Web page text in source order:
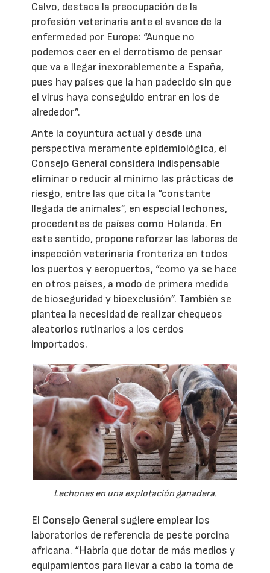
Calvo, destaca la preocupación de la
profesión veterinaria ante el avance de la
enfermedad por Europa: “Aunque no
podemos caer en el derrotismo de pensar
que va a llegar inexorablemente a España,
pues hay países que la han padecido sin que
el virus haya conseguido entrar en los de
alrededor”.
Ante la coyuntura actual y desde una
perspectiva meramente epidemiológica, el
Consejo General considera indispensable
eliminar o reducir al mínimo las prácticas de
riesgo, entre las que cita la “constante
llegada de animales”, en especial lechones,
procedentes de países como Holanda. En
este sentido, propone reforzar las labores de
inspección veterinaria fronteriza en todos
los puertos y aeropuertos, “como ya se hace
en otros países, a modo de primera medida
de bioseguridad y bioexclusión”. También se
plantea la necesidad de realizar chequeos
aleatorios rutinarios a los cerdos
importados.
Lechones en una explotación ganadera.
El Consejo General sugiere emplear los
laboratorios de referencia de peste porcina
africana. “Habría que dotar de más medios y
equipamientos para llevar a cabo la toma de